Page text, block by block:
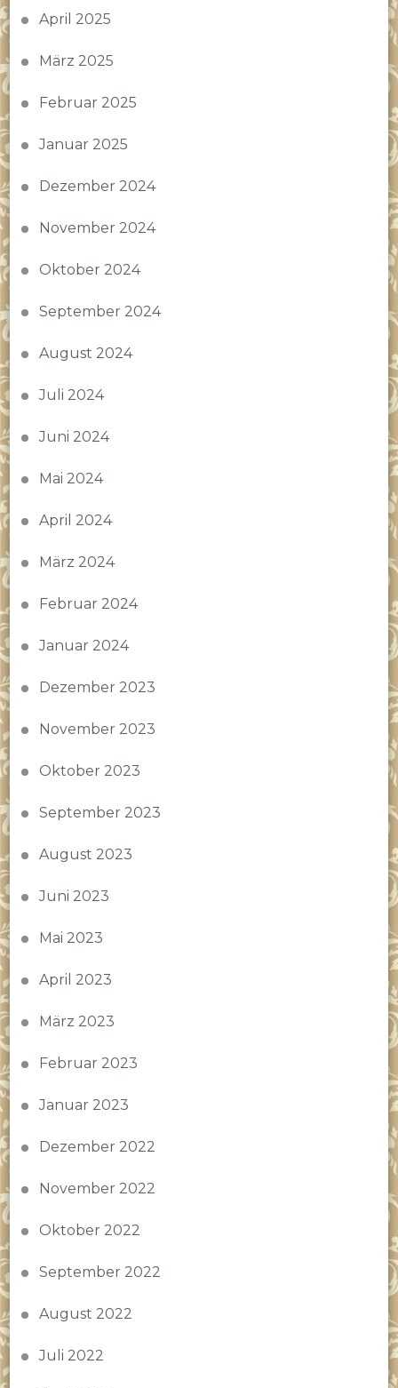
April 2025
März 2025
Februar 2025
Januar 2025
Dezember 2024
November 2024
Oktober 2024
September 2024
August 2024
Juli 2024
Juni 2024
Mai 2024
April 2024
März 2024
Februar 2024
Januar 2024
Dezember 2023
November 2023
Oktober 2023
September 2023
August 2023
Juni 2023
Mai 2023
April 2023
März 2023
Februar 2023
Januar 2023
Dezember 2022
November 2022
Oktober 2022
September 2022
August 2022
Juli 2022